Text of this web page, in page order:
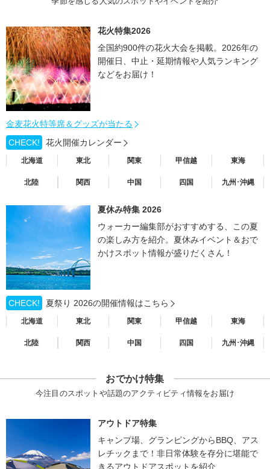
花火特集2026
全国約900件の花火大会を掲載。2026年の
開催日、中止・延期情報や人気ランキング
などをお届け！
金麦花火特等席＆グッズが当たる
CHECK!
花火開催カレンダー
北海道 東北 関東 甲信越 東海
北陸 関西 中国 四国 九州･沖縄
夏休み特集 2026
ウォーカー編集部がおすすめする、この夏
の楽しみ方を紹介。夏休みイベント＆おで
かけスポット情報が盛りだくさん！
CHECK! 夏祭り 2026の開催情報はこちら
北海道 東北 関東 甲信越 東海
北陸 関西 中国 四国 九州･沖縄
おでかけ特集
今注目のスポットや話題のアクティビティ情報をお届け
アウトドア特集
キャンプ場、グランピングからBBQ、アス
レチックまで！非日常体験を存分に堪能で
きるアウトドアスポットを紹介